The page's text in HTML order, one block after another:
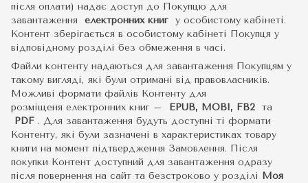
після оплати) надає доступ до Покупцю для
завантаження електронних книг у особистому кабінеті.
Контент зберігається в особистому кабінеті Покупця у
відповідному розділі без обмеження в часі.
Файли контенту надаються для завантаження Покупцям у
такому вигляді, які були отримані від правовласників.
Можливі формати файлів Контенту для
розміщеня електронних книг –
EPUB, MOBI, FB2 та
PDF . Для завантаження будуть доступні ті формати
Контенту, які були зазначені в характеристиках товару
книги на момент підтвердження Замовлення. Після
покупки Контент доступний для завантаження одразу
після повернення на сайт та безстроково у розділі Моя